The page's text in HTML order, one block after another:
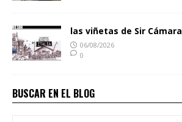
las viñetas de Sir Cámara
06/08/2026
0
BUSCAR EN EL BLOG